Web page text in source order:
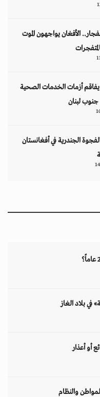
الأفغان يواجهون الموت
أزمات الخدمات الصحية
لبنان
الجندرية في أفغانستان
في بلاد الغاز
أو أعذار
والنظام